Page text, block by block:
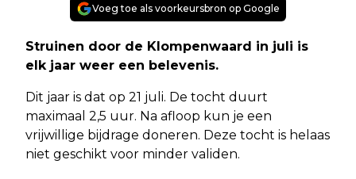
Voeg toe als voorkeursbron op Google
Struinen door de Klompenwaard in juli is
elk jaar weer een belevenis.
Dit jaar is dat op 21 juli. De tocht duurt
maximaal 2,5 uur. Na afloop kun je een
vrijwillige bijdrage doneren. Deze tocht is helaas
niet geschikt voor minder validen.